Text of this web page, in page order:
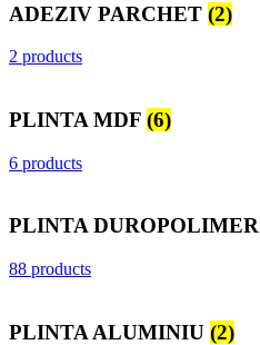
ADEZIV PARCHET (2)
2 products
PLINTA MDF (6)
6 products
PLINTA DUROPOLIMER
88 products
PLINTA ALUMINIU (2)